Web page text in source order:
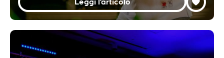
Leggi l'articolo